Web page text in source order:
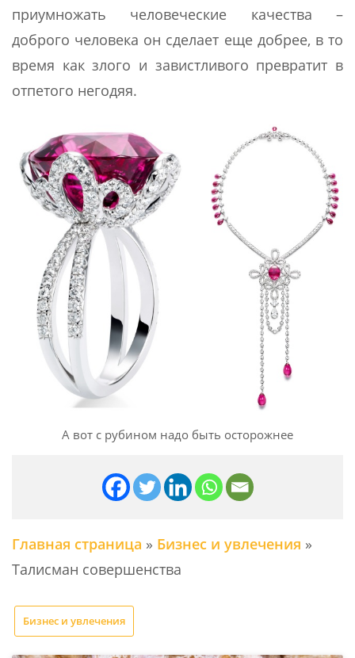
приумножать человеческие качества –
доброго человека он сделает еще добрее, в то
время как злого и завистливого превратит в
отпетого негодяя.
А вот с рубином надо быть осторожнее
Главная страница » Бизнес и увлечения »
Талисман совершенства
Бизнес и увлечения